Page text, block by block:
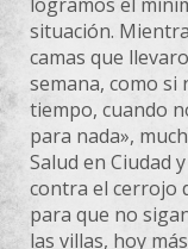
situación.
camas que
semana, como
tiempo, cuando
para nada»,
Salud en Ciudad
contra el cerrojo
para que no
las villas, hoy